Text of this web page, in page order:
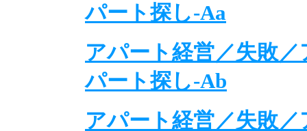
パート探し-Aa
アパート経営／失敗／
パート探し-Ab
アパート経営／失敗／